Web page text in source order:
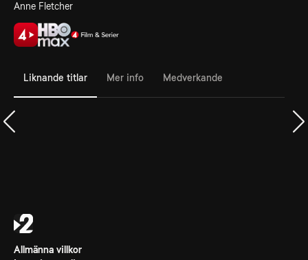
Anne Fletcher
Liknande titlar Mer info Medverkande
Allmänna villkor